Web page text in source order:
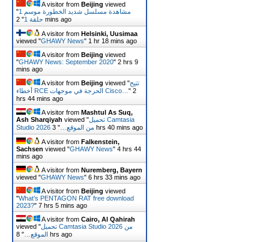
A visitor from Beijing viewed
"مشاهدة مسلسل شديد الخطورة موسم 1
حلقة 1
"
2 mins ago
A visitor from Helsinki, Uusimaa
viewed "GHAWY News" 1 hr 18 mins ago
A visitor from Beijing viewed
"GHAWY News: September 2020" 2 hrs 9
mins ago
A visitor from Beijing viewed "تتيح
أخطاء RCE الحرجة في موجهات Cisco… " 2
hrs 44 mins ago
A visitor from Mashtul As Suq,
Ash Sharqiyah viewed "تحميل Camtasia
Studio 2026 من الموقع… "
3 hrs 40 mins ago
A visitor from Falkenstein,
Sachsen viewed "GHAWY News" 4 hrs 44
mins ago
A visitor from Nuremberg, Bayern
viewed "GHAWY News" 6 hrs 33 mins ago
A visitor from Beijing viewed
"What’s PENTAGON RAT free download
2023?" 7 hrs 5 mins ago
A visitor from Cairo, Al Qahirah
viewed "تحميل Camtasia Studio 2026 من
الموقع… "
8 hrs ago